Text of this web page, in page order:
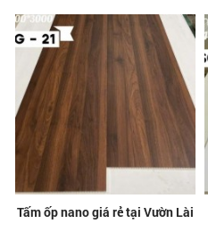
Tấm ốp nano giá rẻ tại Vườn Lài